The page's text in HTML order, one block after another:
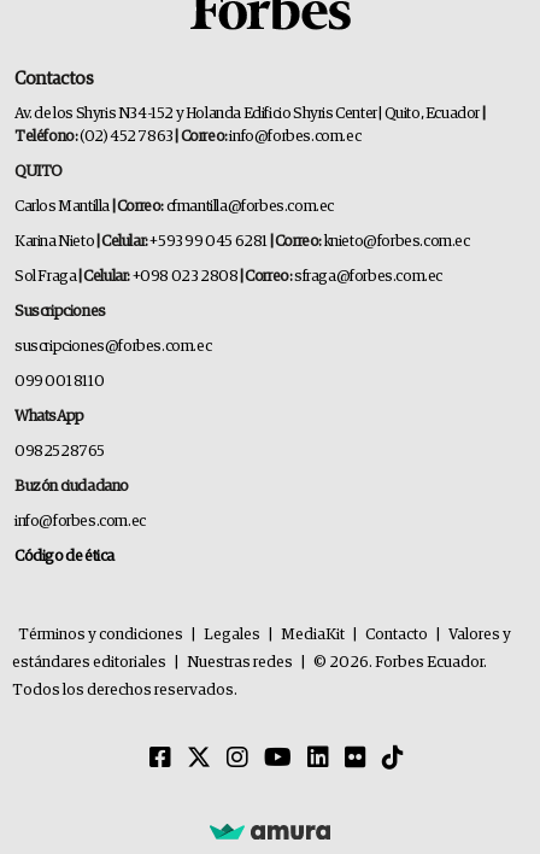
Contactos
Av. de los Shyris N34-152 y Holanda Edificio Shyris Center | Quito, Ecuador
Teléfono:(02) 452 7863 | Correo:info@forbes.com.ec
QUITO
Carlos Mantilla | Correo:cfmantilla@forbes.com.ec
Karina Nieto | Celular:+593 99 045 6281 | Correo:knieto@forbes.com.ec
Sol Fraga| Celular:+098 023 2808 | Correo:sfraga@forbes.com.ec
Suscripciones
suscripciones@forbes.com.ec
099 001 8110
WhatsApp
0982528765
Buzón ciudadano
info@forbes.com.ec
Código de ética
Términos y condiciones Legales MediaKit Contacto
Valores y
estándares editoriales
Nuestras redes
© 2026. Forbes Ecuador.
Todos los derechos reservados.